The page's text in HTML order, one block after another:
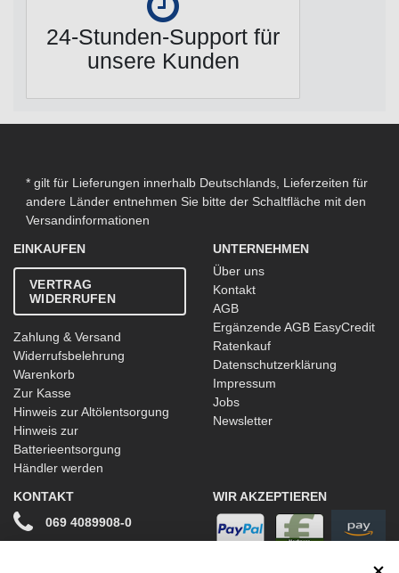
24-Stunden-Support für
unsere Kunden
* gilt für Lieferungen innerhalb Deutschlands, Lieferzeiten für
andere Länder entnehmen Sie bitte der Schaltfläche mit den
Versandinformationen
EINKAUFEN
VERTRAG
WIDERRUFEN
Zahlung & Versand
Widerrufsbelehrung
Warenkorb
Zur Kasse
Hinweis zur Altölentsorgung
Hinweis zur
Batterieentsorgung
Händler werden
UNTERNEHMEN
Über uns
Kontakt
AGB
Ergänzende AGB EasyCredit
Ratenkauf
Datenschutzerklärung
Impressum
Jobs
Newsletter
KONTAKT
069 4089908-0
WIR AKZEPTIEREN